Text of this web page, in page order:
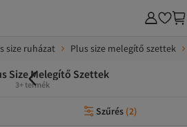
size ruházat Plus size melegítő szettek
Size Melegítő Szettek
3+ termék
Szűrés (2)